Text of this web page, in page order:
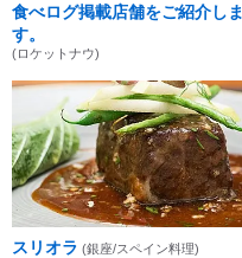
食べログ掲載店舗をご紹介しま
す。
(ロケットナウ)
スリオラ (銀座/スペイン料理)